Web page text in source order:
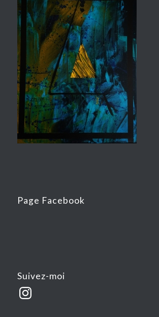
Page Facebook
Suivez-moi